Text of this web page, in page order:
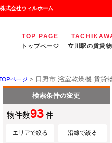
式会社ウィルホーム
TOP PAGE
トップページ
立川駅の賃貸
ページ > 日野市 浴室乾燥機 賃貸
検索条件の変更
物件数93 件
エリアで絞る 沿線で絞る